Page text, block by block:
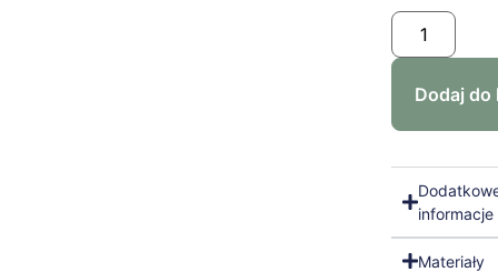
Dodaj do
informacje
Materiały